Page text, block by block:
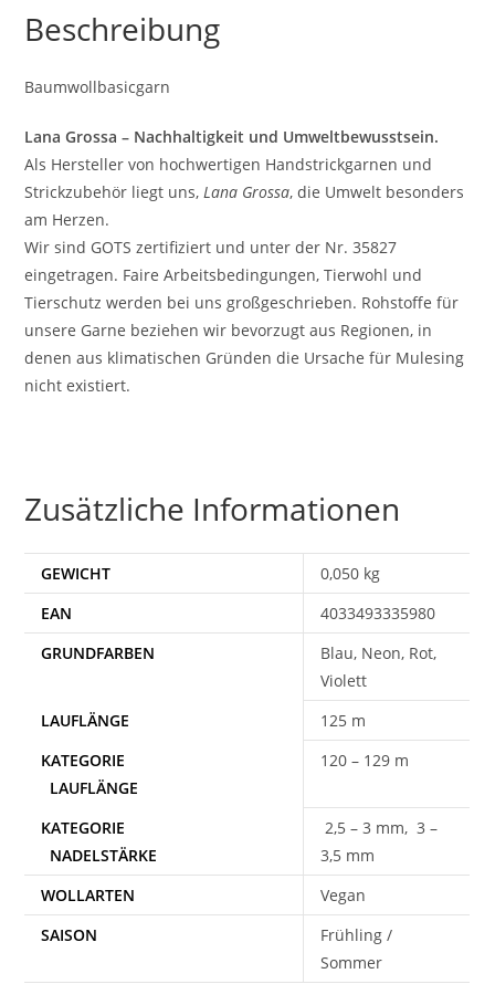
Beschreibung
Baumwollbasicgarn
Lana Grossa – Nachhaltigkeit und Umweltbewusstsein.
Als Hersteller von hochwertigen Handstrickgarnen und
Strickzubehör liegt uns,Lana Grossa, die Umwelt besonders
am Herzen.
Wir sind GOTS zertifiziert und unter der Nr. 35827
eingetragen. Faire Arbeitsbedingungen, Tierwohl und
Tierschutz werden bei uns großgeschrieben. Rohstoffe für
unsere Garne beziehen wir bevorzugt aus Regionen, in
denen aus klimatischen Gründen die Ursache für Mulesing
nicht existiert.
Zusätzliche Informationen
GEWICHT
0,050 kg
EAN
4033493335980
Blau, Neon, Rot,
Violett
125 m
120 – 129 m
2,5 – 3 mm, 3 –
3,5 mm
WOLLARTEN
Vegan
SAISON
Frühling /
Sommer